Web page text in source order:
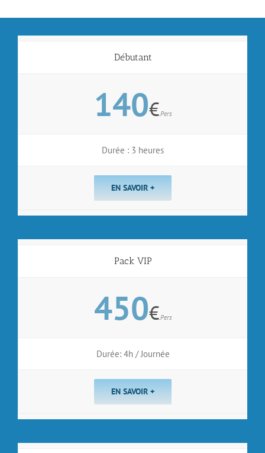
Débutant
140€.Pers
Durée : 3 heures
EN SAVOIR +
Pack VIP
450€.Pers
Durée: 4h / Journée
EN SAVOIR +